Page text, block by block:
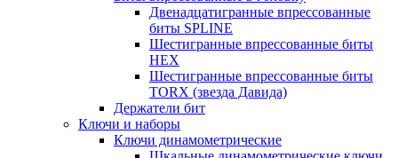
Двенадцатигранные впрессованные
биты SPLINE
Шестигранные впрессованные биты
HEX
Шестигранные впрессованные биты
TORX (звезда Давида)
Держатели бит
Ключи и наборы
Ключи динамометрические